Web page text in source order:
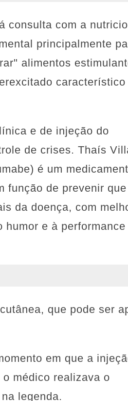
consulta com a
principalmente
alimentos
característico
e de injeção do
de crises. Thaís
é um
função de prevenir
da doença, com
humor e à performance
que pode ser
em que a
médico realizava o
legenda.